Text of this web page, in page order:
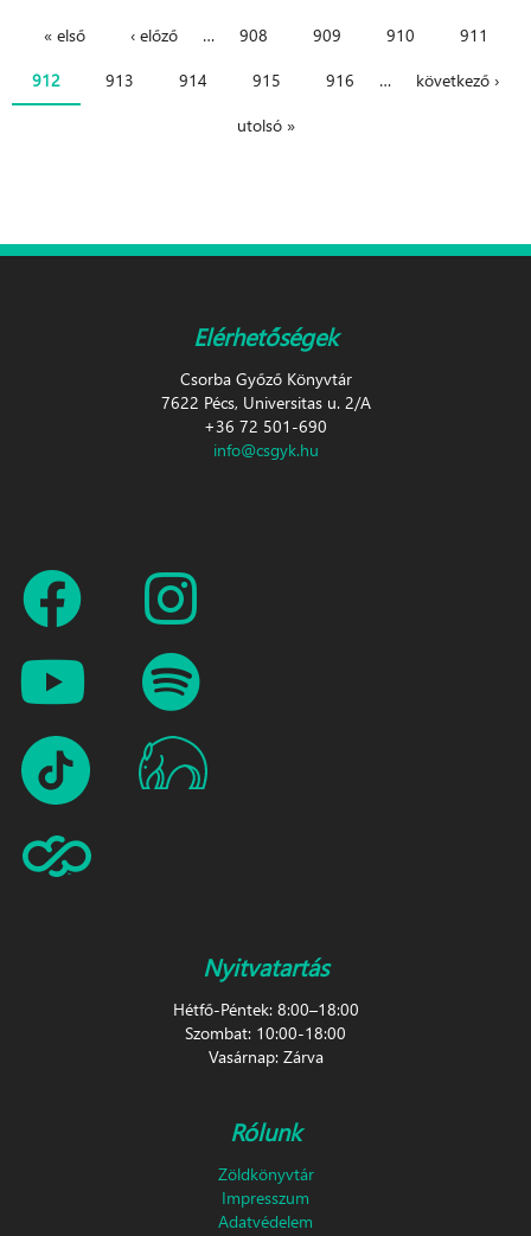
Oldalak
« első ‹ előző … 908 909 910
911
912
913 914 915 916 …
következő ›
utolsó »
Elérhetőségek
Csorba Győző Könyvtár
7622 Pécs, Universitas u. 2/A
+36 72 501-690
info@csgyk.hu
Nyitvatartás
Hétfő-Péntek: 8:00–18:00
Szombat: 10:00-18:00
Vasárnap: Zárva
Rólunk
Zöldkönyvtár
Impresszum
Adatvédelem